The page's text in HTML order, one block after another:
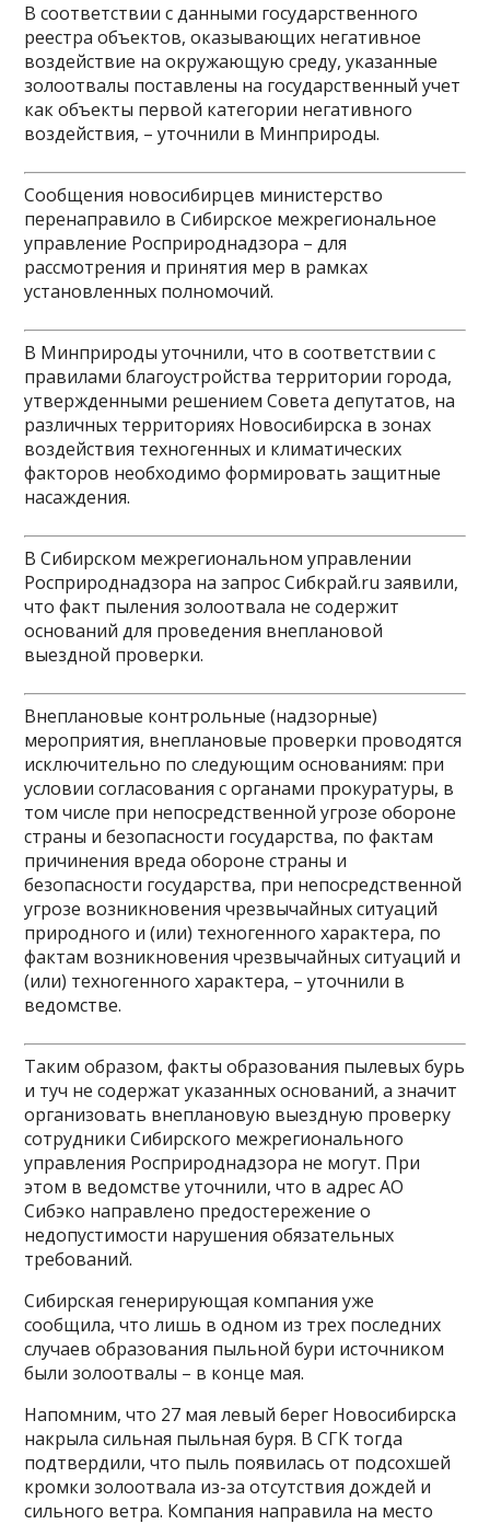
В соответствии с данными государственного
реестра объектов, оказывающих негативное
воздействие на окружающую среду, указанные
золоотвалы поставлены на государственный учет
как объекты первой категории негативного
воздействия, – уточнили в Минприроды.
Сообщения новосибирцев министерство
перенаправило в Сибирское межрегиональное
управление Росприроднадзора – для
рассмотрения и принятия мер в рамках
установленных полномочий.
В Минприроды уточнили, что в соответствии с
правилами благоустройства территории города,
утвержденными решением Совета депутатов, на
различных территориях Новосибирска в зонах
воздействия техногенных и климатических
факторов необходимо формировать защитные
насаждения.
В Сибирском межрегиональном управлении
Росприроднадзора на запрос Сибкрай.ru заявили,
что факт пыления золоотвала не содержит
оснований для проведения внеплановой
выездной проверки.
Внеплановые контрольные (надзорные)
мероприятия, внеплановые проверки проводятся
исключительно по следующим основаниям: при
условии согласования с органами прокуратуры, в
том числе при непосредственной угрозе обороне
страны и безопасности государства, по фактам
причинения вреда обороне страны и
безопасности государства, при непосредственной
угрозе возникновения чрезвычайных ситуаций
природного и (или) техногенного характера, по
фактам возникновения чрезвычайных ситуаций и
(или) техногенного характера, – уточнили в
ведомстве.
Таким образом, факты образования пылевых бурь
и туч не содержат указанных оснований, а значит
организовать внеплановую выездную проверку
сотрудники Сибирского межрегионального
управления Росприроднадзора не могут. При
этом в ведомстве уточнили, что в адрес АО
Сибэко направлено предостережение о
недопустимости нарушения обязательных
требований.
Сибирская генерирующая компания уже
сообщила, что лишь в одном из трех последних
случаев образования пыльной бури источником
были золоотвалы – в конце мая.
Напомним, что 27 мая левый берег Новосибирска
накрыла сильная пыльная буря. В СГК тогда
подтвердили, что пыль появилась от подсохшей
кромки золоотвала из-за отсутствия дождей и
сильного ветра. Компания направила на место